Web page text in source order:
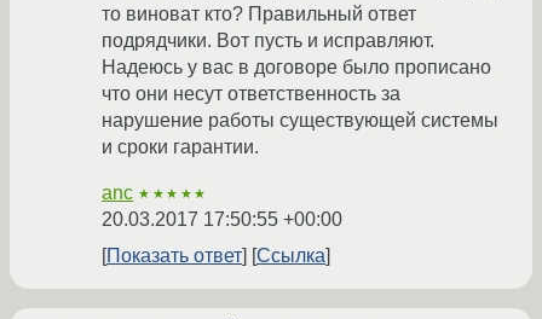
то виноват кто? Правильный ответ
подрядчики. Вот пусть и исправляют.
Надеюсь у вас в договоре было прописано
что они несут ответственность за
нарушение работы существующей системы
и сроки гарантии.
anc ★★★★★
20.03.2017 17:50:55 +00:00
Показать ответ
Ссылка